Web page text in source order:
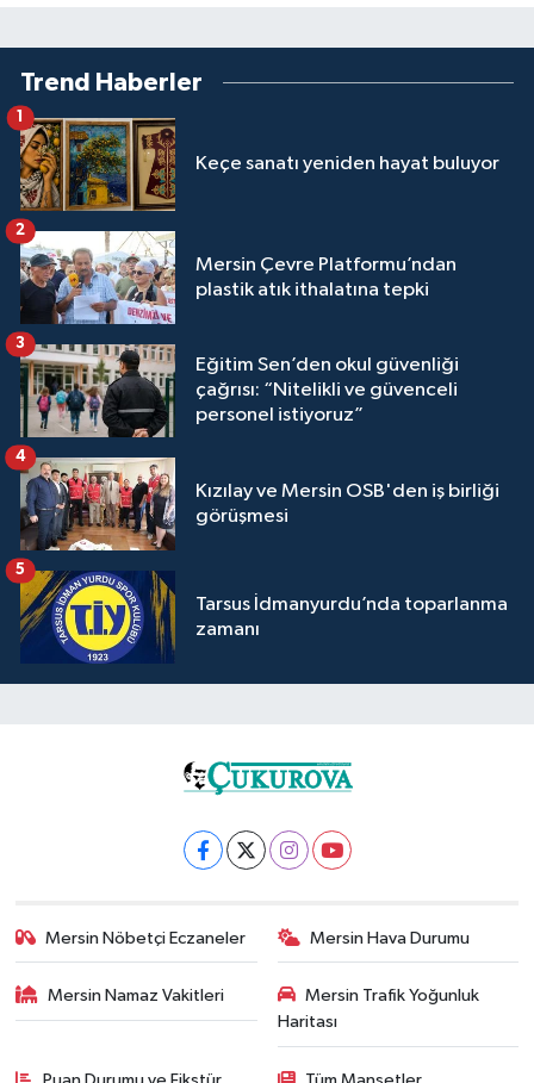
Trend Haberler
Keçe sanatı yeniden hayat buluyor
1
Mersin Çevre Platformu’ndan
plastik atık ithalatına tepki
2
Eğitim Sen’den okul güvenliği
çağrısı: “Nitelikli ve güvenceli
personel istiyoruz”
3
Kızılay ve Mersin OSB'den iş birliği
görüşmesi
4
Tarsus İdmanyurdu’nda toparlanma
zamanı
5
Mersin Nöbetçi Eczaneler Mersin Hava Durumu
Mersin Namaz Vakitleri
Mersin Trafik Yoğunluk
Haritası